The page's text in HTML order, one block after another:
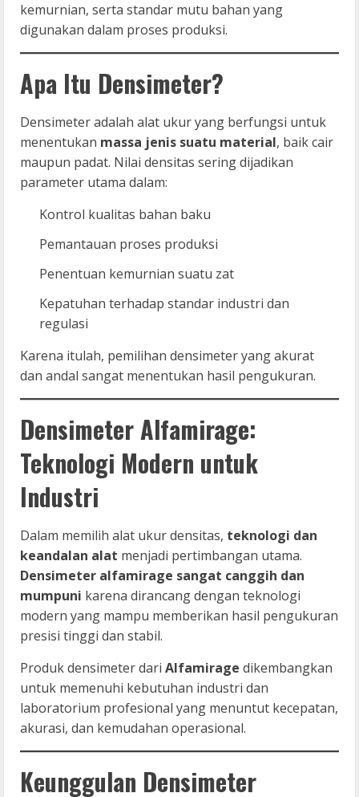
kemurnian, serta standar mutu bahan yang
digunakan dalam proses produksi.
Apa Itu Densimeter?
Densimeter adalah alat ukur yang berfungsi untuk
menentukan massa jenis suatu material, baik cair
maupun padat. Nilai densitas sering dijadikan
parameter utama dalam:
Kontrol kualitas bahan baku
Pemantauan proses produksi
Penentuan kemurnian suatu zat
Kepatuhan terhadap standar industri dan
regulasi
Karena itulah, pemilihan densimeter yang akurat
dan andal sangat menentukan hasil pengukuran.
Densimeter Alfamirage:
Teknologi Modern untuk
Industri
Dalam memilih alat ukur densitas, teknologi dan
keandalan alat menjadi pertimbangan utama.
Densimeter alfamirage sangat canggih dan
mumpuni karena dirancang dengan teknologi
modern yang mampu memberikan hasil pengukuran
presisi tinggi dan stabil.
Produk densimeter dari Alfamirage dikembangkan
untuk memenuhi kebutuhan industri dan
laboratorium profesional yang menuntut kecepatan,
akurasi, dan kemudahan operasional.
Keunggulan Densimeter